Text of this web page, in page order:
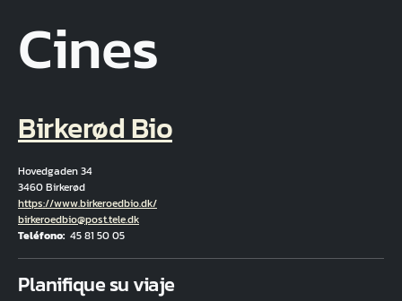
Cines
Birkerød Bio
Hovedgaden 34
3460 Birkerød
Hjemmeside
https://www.birkeroedbio.dk/
Correo electrónico
birkeroedbio@post.tele.dk
Teléfono 45 81 50 05
Planifique su viaje